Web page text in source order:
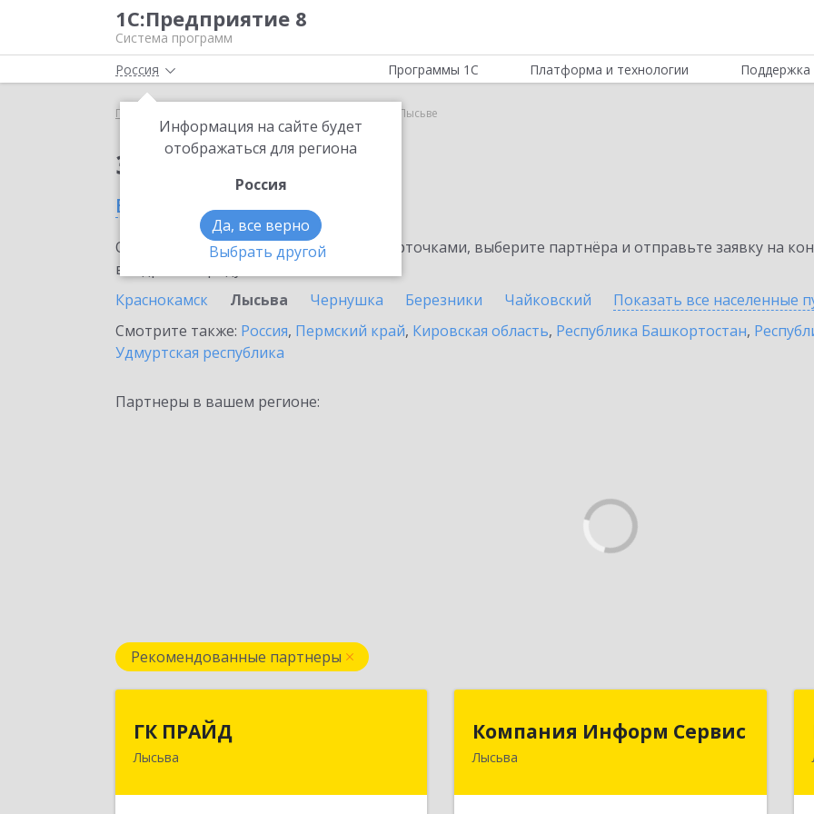
1С:Предприятие 8
Система программ
Россия
Информация на сайте будет
отображаться для региона
Россия
Да, все верно
Выбрать другой
Программы 1С Платформа и технологии Поддержка
Главная 1С:ЕГИСЗ в Лысьве
Заказать 1С:ЕГИСЗ
в Лысьве
Ознакомьтесь с информационными карточками, выберите партнёра и отправьте заявку на
внедрение продукта.
Краснокамск
Лысьва Чернушка Березники Чайковский Показать все населенные
Смотрите также: Россия, Пермский край, Кировская область, Республика Башкортостан,
Удмуртская республика
Партнеры в вашем регионе:
Рекомендованные партнеры
ГК ПРАЙД
Лысьва618909, Пермский край, Лысьва г,
Компания Информ Сервис
Лысьва
Компания Информ Сервис
618909, Пермский край, Лысьва г,